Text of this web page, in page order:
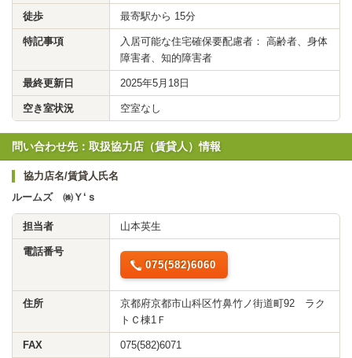
徒歩 最寄駅から 15分
特記事項
入居可能な住宅確保要配慮者： 高齢者、身体
障害者、知的障害者
最終更新日 2025年5月18日
空き室状況 空室なし
問い合わせ先：取扱協力店（賃貸人）情報
協力店名/賃貸人氏名
ルームズ ㈱Ｙ‘ｓ
担当者 山本英生
電話番号
075(582)6060
住所
京都府京都市山科区竹鼻竹ノ街道町92 ラク
トＣ棟1Ｆ
FAX 075(582)6071